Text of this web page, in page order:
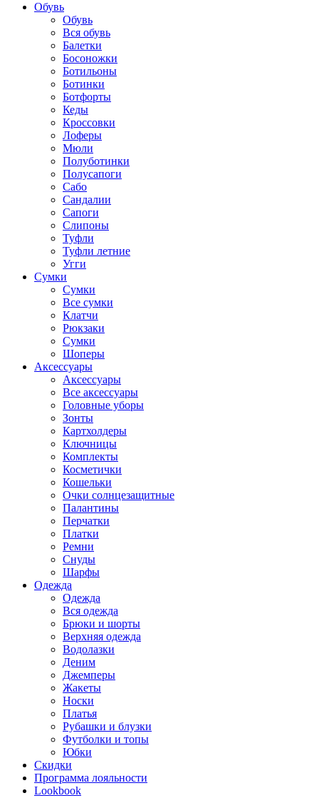
Обувь
Обувь
Вся обувь
Балетки
Босоножки
Ботильоны
Ботинки
Ботфорты
Кеды
Кроссовки
Лоферы
Мюли
Полуботинки
Полусапоги
Сабо
Сандалии
Сапоги
Слипоны
Туфли
Туфли летние
Угги
Сумки
Сумки
Все сумки
Клатчи
Рюкзаки
Сумки
Шоперы
Аксессуары
Аксессуары
Все аксессуары
Головные уборы
Зонты
Картхолдеры
Ключницы
Комплекты
Косметички
Кошельки
Очки солнцезащитные
Палантины
Перчатки
Платки
Ремни
Снуды
Шарфы
Одежда
Одежда
Вся одежда
Брюки и шорты
Верхняя одежда
Водолазки
Деним
Джемперы
Жакеты
Носки
Платья
Рубашки и блузки
Футболки и топы
Юбки
Скидки
Программа лояльности
Lookbook